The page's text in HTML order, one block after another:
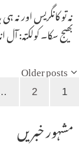
بھیج سکا۔ کولکتہ:
Older posts
Page1
Page
2
مشہور خبریں